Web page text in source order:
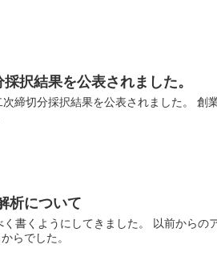
択結果を公表されました。
締切分採択結果を公表されました。 創
析について
書くようにしてきました。 以前からの
らでした。